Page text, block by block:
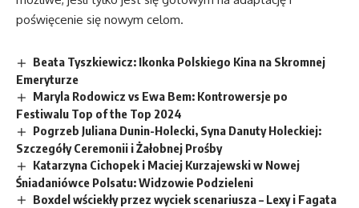
poświęcenie się nowym celom.
Beata Tyszkiewicz: Ikonka Polskiego Kina na Skromnej
Emeryturze
Maryla Rodowicz vs Ewa Bem: Kontrowersje po
Festiwalu Top of the Top 2024
Pogrzeb Juliana Dunin-Holecki, Syna Danuty Holeckiej:
Szczegóły Ceremonii i Żałobnej Prośby
Katarzyna Cichopek i Maciej Kurzajewski w Nowej
Śniadaniówce Polsatu: Widzowie Podzieleni
Boxdel wściekły przez wyciek scenariusza – Lexy i Fagata